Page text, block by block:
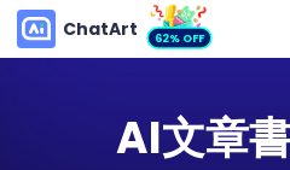
ChatArt 62% OFF
AI文章